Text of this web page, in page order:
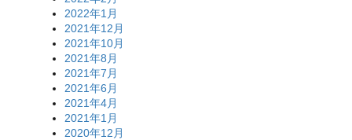
2022年1月
2021年12月
2021年10月
2021年8月
2021年7月
2021年6月
2021年4月
2021年1月
2020年12月